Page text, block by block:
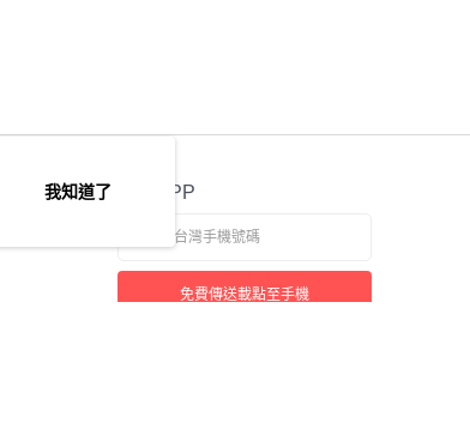
官方APP
免費傳送載點至手機
我知道了